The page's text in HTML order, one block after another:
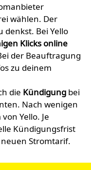
wählen. Der
denkst. Bei Yello
Klicks online
der Beauftragung
zu deinem
die Kündigung bei
Nach wenigen
Yello. Je
Kündigungsfrist
neuen Stromtarif.